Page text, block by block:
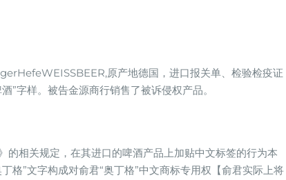
原产地德国，进口报关单、检验检疫证
”字样。被告金源商行销售了被诉侵权产品。
的相关规定，在其进口的啤酒产品上加贴中文标签的行为本
格”文字构成对俞君“奥丁格”中文商标专用权【俞君实际上将